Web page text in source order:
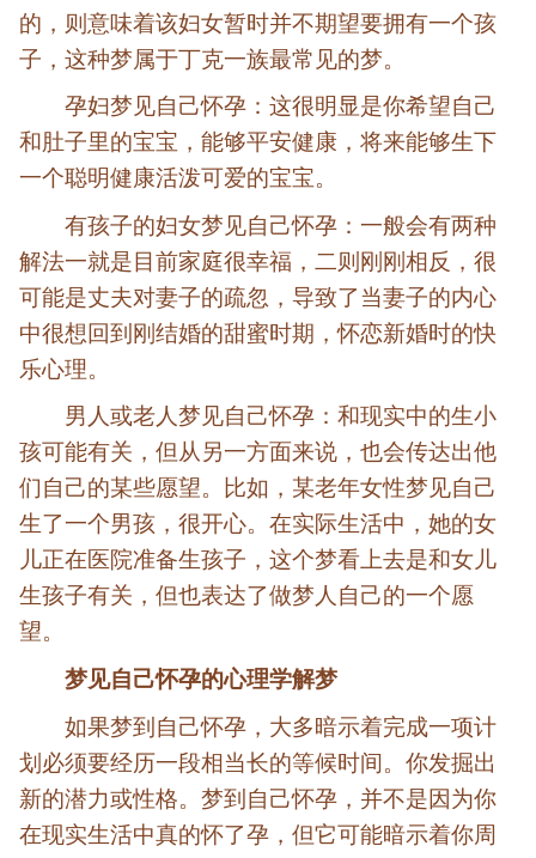
的，则意味着该妇女暂时并不期望要拥有一个孩
子，这种梦属于丁克一族最常见的梦。
孕妇梦见自己怀孕：这很明显是你希望自己
和肚子里的宝宝，能够平安健康，将来能够生下
一个聪明健康活泼可爱的宝宝。
有孩子的妇女梦见自己怀孕：一般会有两种
解法一就是目前家庭很幸福，二则刚刚相反，很
可能是丈夫对妻子的疏忽，导致了当妻子的内心
中很想回到刚结婚的甜蜜时期，怀恋新婚时的快
乐心理。
男人或老人梦见自己怀孕：和现实中的生小
孩可能有关，但从另一方面来说，也会传达出他
们自己的某些愿望。比如，某老年女性梦见自己
生了一个男孩，很开心。在实际生活中，她的女
儿正在医院准备生孩子，这个梦看上去是和女儿
生孩子有关，但也表达了做梦人自己的一个愿
望。
梦见自己怀孕的心理学解梦
如果梦到自己怀孕，大多暗示着完成一项计
划必须要经历一段相当长的等候时间。你发掘出
新的潜力或性格。梦到自己怀孕，并不是因为你
在现实生活中真的怀了孕，但它可能暗示着你周